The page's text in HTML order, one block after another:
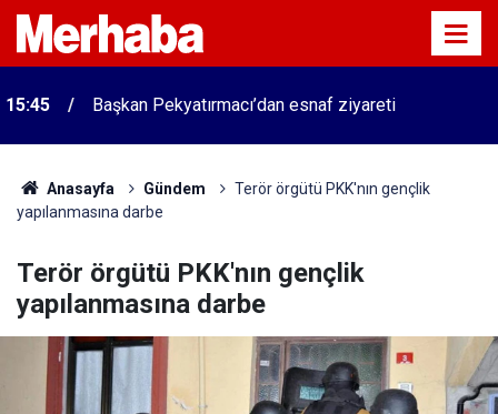
15:45 Başkan Pekyatırmacı’dan esnaf ziyareti
Anasayfa Gündem
Terör örgütü PKK'nın gençlik
yapılanmasına darbe
Terör örgütü PKK'nın gençlik
yapılanmasına darbe